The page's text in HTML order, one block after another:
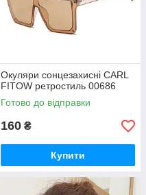
Окуляри сонцезахисні CARL
FITOW ретростиль 00686
Готово до відправки
160 ₴
Купити